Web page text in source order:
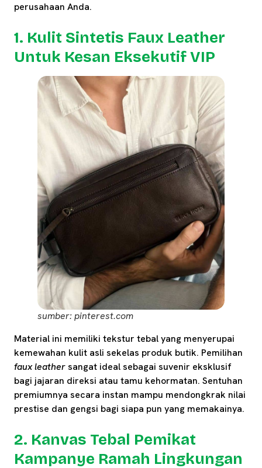
perusahaan Anda.
1. Kulit Sintetis Faux Leather
Untuk Kesan Eksekutif VIP
sumber: pinterest.com
Material ini memiliki tekstur tebal yang menyerupai
kemewahan kulit asli sekelas produk butik. Pemilihan
faux leathersangat ideal sebagai suvenir eksklusif
bagi jajaran direksi atau tamu kehormatan. Sentuhan
premiumnya secara instan mampu mendongkrak nilai
prestise dan gengsi bagi siapa pun yang memakainya.
2. Kanvas Tebal Pemikat
Kampanye Ramah Lingkungan